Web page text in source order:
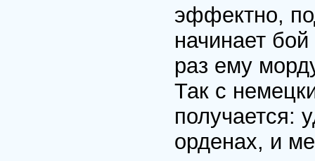
эффектно,
начинает
раз ему
Так с
получается:
орденах, и